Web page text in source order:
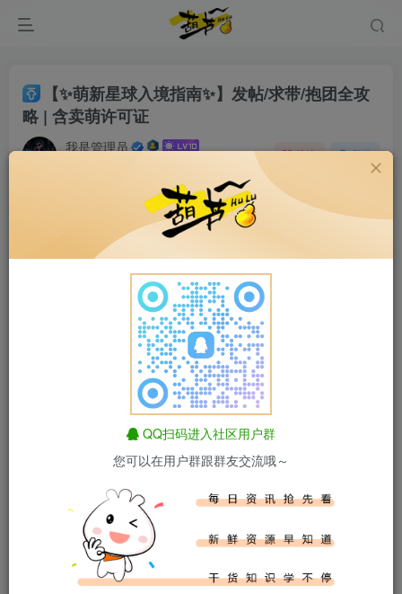
【✨萌新星球入境指南✨】发帖/求带/抱团全攻
略 | 含卖萌许可证
我是管理员 关注 私信
🎉 叮咚！恭喜你降落【萌新报道】快乐星球！
这里是宇宙级小白集散中心，社交牛逼症培养
大佬爱心投喂站 ！
为了让你快速进化（避免踩坑），请花1分钟
签收这份《萌新生存手册》——
🌱 一、萌新报道区の使命
核心目标：让你闪亮登场 → 花式求带 → 快乐融
适合干这些事👇
嗷嗷报到：
“嗨！我是XX，一只会XX的萌新！”
（附上卖萌三连拍📸）
求眼熟抱团：“有同是XX领域的小白吗？击掌击
掌！” ✋
弱弱提问：“大佬救命！第一步该先迈左jio还是
QQ扫码进入社区用户群
您可以在用户群跟群友交流哦～